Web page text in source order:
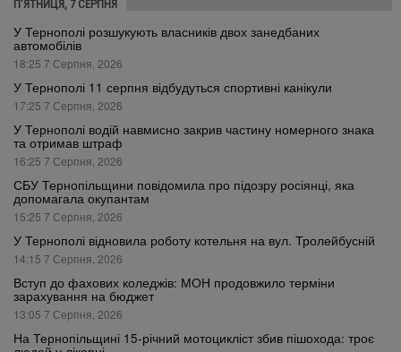
П’ЯТНИЦЯ, 7 СЕРПНЯ
У Тернополі розшукують власників двох занедбаних
автомобілів
18:25 7 Серпня, 2026
У Тернополі 11 серпня відбудуться спортивні канікули
17:25 7 Серпня, 2026
У Тернополі водій навмисно закрив частину номерного знака
та отримав штраф
16:25 7 Серпня, 2026
СБУ Тернопільщини повідомила про підозру росіянці, яка
допомагала окупантам
15:25 7 Серпня, 2026
У Тернополі відновила роботу котельня на вул. Тролейбусній
14:15 7 Серпня, 2026
Вступ до фахових коледжів: МОН продовжило терміни
зарахування на бюджет
13:05 7 Серпня, 2026
На Тернопільщині 15-річний мотоцикліст збив пішохода: троє